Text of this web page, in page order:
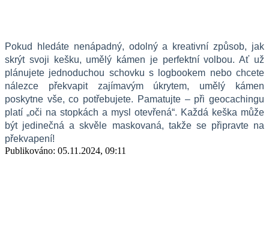
Pokud hledáte nenápadný, odolný a kreativní způsob, jak
skrýt svoji kešku, umělý kámen je perfektní volbou. Ať už
plánujete jednoduchou schovku s logbookem nebo chcete
nálezce překvapit zajímavým úkrytem, umělý kámen
poskytne vše, co potřebujete. Pamatujte – při geocachingu
platí „oči na stopkách a mysl otevřená“. Každá keška může
být jedinečná a skvěle maskovaná, takže se připravte na
překvapení!
Publikováno: 05.11.2024, 09:11